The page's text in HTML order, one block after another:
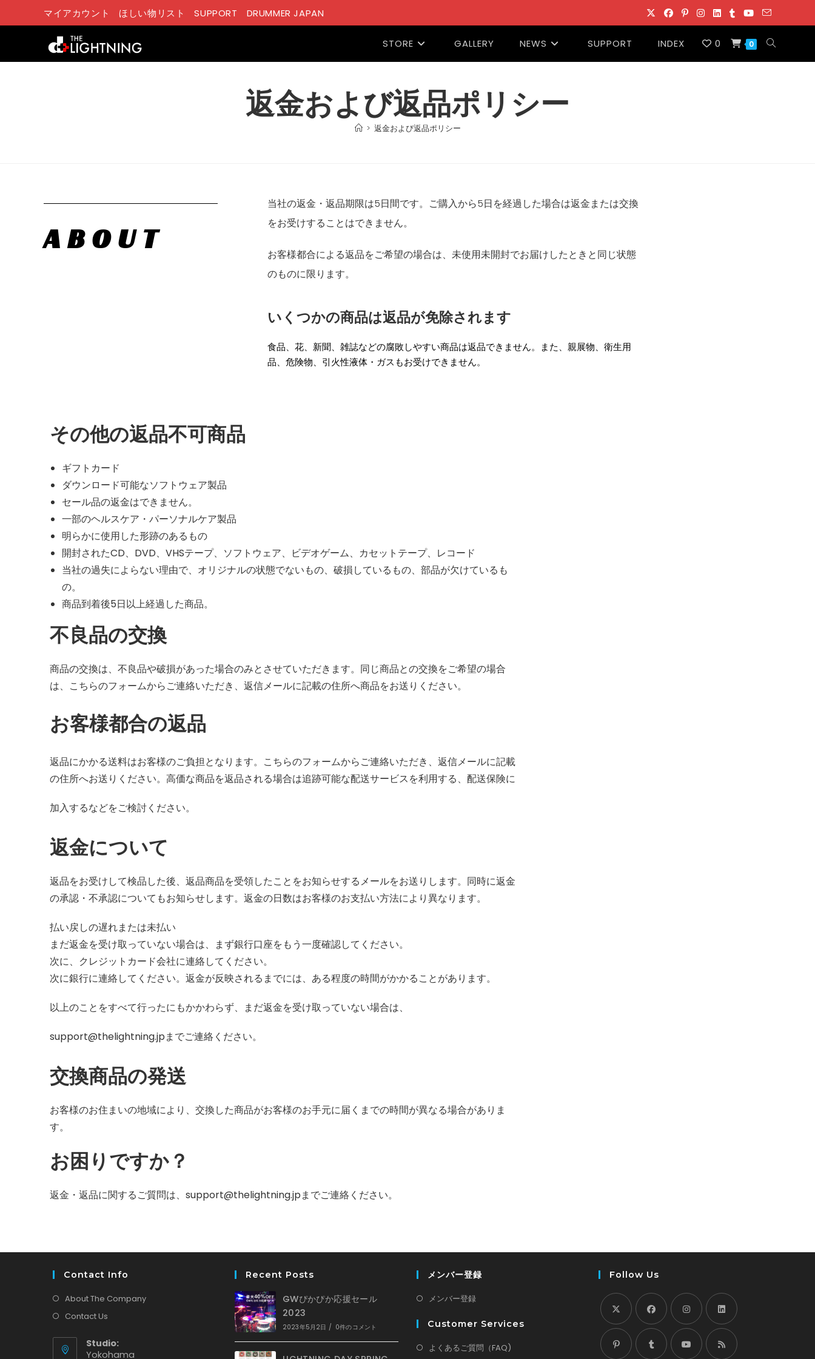
マイアカウント ほしい物リスト SUPPORT DRUMMER JAPAN
STORE GALLERY NEWS SUPPORT INDEX 0 0
返金および返品ポリシー
> 返金および返品ポリシー
ABOUT
当社の返金・返品期限は5日間です。ご購入から5日を経過した場合は返金または交換
をお受けすることはできません。
お客様都合による返品をご希望の場合は、未使用未開封でお届けしたときと同じ状態
のものに限ります。
いくつかの商品は返品が免除されます
食品、花、新聞、雑誌などの腐敗しやすい商品は返品できません。また、親展物、衛生用
品、危険物、引火性液体・ガスもお受けできません。
その他の返品不可商品
ギフトカード
ダウンロード可能なソフトウェア製品
セール品の返金はできません。
一部のヘルスケア・パーソナルケア製品
明らかに使用した形跡のあるもの
開封されたCD、DVD、VHSテープ、ソフトウェア、ビデオゲーム、カセットテープ、レコード
当社の過失によらない理由で、オリジナルの状態でないもの、破損しているもの、部品が欠けているも
の。
商品到着後5日以上経過した商品。
不良品の交換
商品の交換は、不良品や破損があった場合のみとさせていただきます。同じ商品との交換をご希望の場合
は、こちらのフォームからご連絡いただき、返信メールに記載の住所へ商品をお送りください。
お客様都合の返品
返品にかかる送料はお客様のご負担となります。 こちらのフォームからご連絡いただき、返信メールに記載
の住所へお送りください。 高価な商品を返品される場合は追跡可能な配送サービスを利用する、配送保険に
加入するなどをご検討ください。
返金について
返品をお受けして検品した後、返品商品を受領したことをお知らせするメールをお送りします。同時に返金
の承認・不承認についてもお知らせします。返金の日数はお客様のお支払い方法により異なります。
払い戻しの遅れまたは未払い
まだ返金を受け取っていない場合は、まず銀行口座をもう一度確認してください。
次に、クレジットカード会社に連絡してください。
次に銀行に連絡してください。返金が反映されるまでには、ある程度の時間がかかることがあります。
以上のことをすべて行ったにもかかわらず、まだ返金を受け取っていない場合は、
support@thelightning.jpまでご連絡ください。
交換商品の発送
お客様のお住まいの地域により、交換した商品がお客様のお手元に届くまでの時間が異なる場合がありま
す。
お困りですか？
返金・返品に関するご質問は、support@thelightning.jpまでご連絡ください。
Contact Info
About The Company
Contact Us
Studio:
Yokohama
Recent Posts
GWぴかぴか応援セール
2023
2023年5月2日 / 0件のコメント
メンバー登録
メンバー登録
Customer Services
よくあるご質問（FAQ)
Follow Us